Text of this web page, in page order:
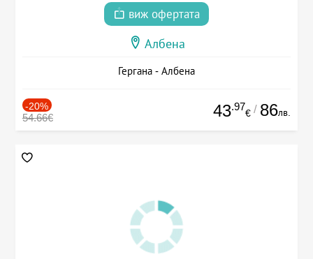
виж офертата
Албена
Гергана - Албена
-20%
54.66€ 43.97
€ / 86лв.